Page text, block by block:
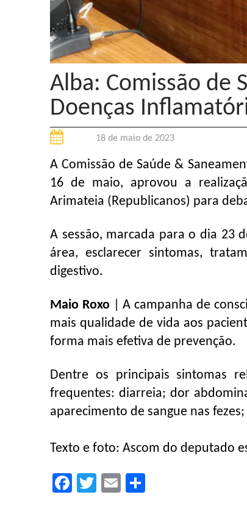
Alba: Comissão de
Doenças
18 de maio de 2023
A Comissão de Saúde &
16 de maio, aprovou a
Arimateia (Republicanos) para
A sessão, marcada para o dia 23
área, esclarecer sintomas,
digestivo.
Maio Roxo| A campanha de
mais qualidade de vida aos
forma mais efetiva de prevenção.
Dentre os principais sintomas
frequentes: diarreia; dor
aparecimento de sangue nas
Texto e foto: Ascom do deputado
Facebook
TwitterEmail